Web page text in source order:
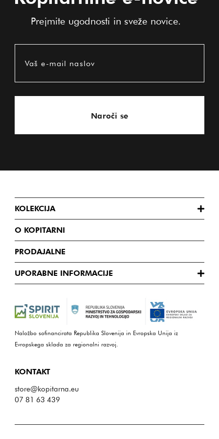
Prejmite ugodnosti in sveže novice.
Vaš e-mail naslov
Naroči se
KOLEKCIJA
O KOPITARNI
PRODAJALNE
UPORABNE INFORMACIJE
Naložbo sofinancirata Republika Slovenija in Evropska Unija iz
Evropskega sklada za regionalni razvoj.
KONTAKT
store@kopitarna.eu
07 81 63 439